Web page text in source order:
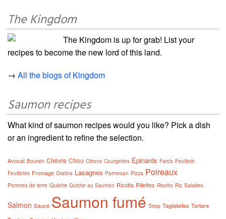
The Kingdom
The Kingdom is up for grab! List your
recipes to become the new lord of this land.
→ All the blogs of Kingdom
Saumon recipes
What kind of saumon recipes would you like? Pick a dish
or an ingredient to refine the selection.
Avocat Boursin Chèvre Chou Citrons Courgettes Épinards Farcis Feuilleté
Feuilletés Fromage Gratins Lasagnes Parmesan Pizza Poireaux
Pommes de terre Quiche Quiche au Saumon Ricotta Rillettes Risotto Riz Salades
Salmon Sauce Saumon fumé Sirop Tagliatelles Tartare